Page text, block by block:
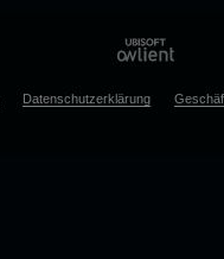
Datenschutzerklärung